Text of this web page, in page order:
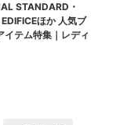
STANDARD・
ほか 人気ブ
イテム特集｜レディ